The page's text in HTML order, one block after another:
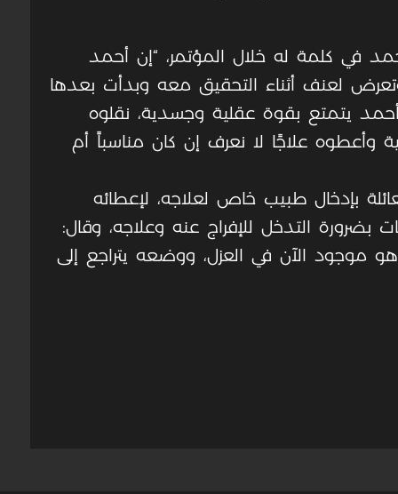
في كلمة له خلال المؤتمر، “إن أحمد
لعنف أثناء التحقيق معه وبدأت بعدها
يتمتع بقوة عقلية وجسدية، نقلوه
علاجًا لا نعرف إن كان مناسباً أم
بإدخال طبيب خاص لعلاجه، لإعطائه
التدخل للإفراج عنه وعلاجه، وقال:
موجود الآن في العزل، ووضعه يتراجع إلى